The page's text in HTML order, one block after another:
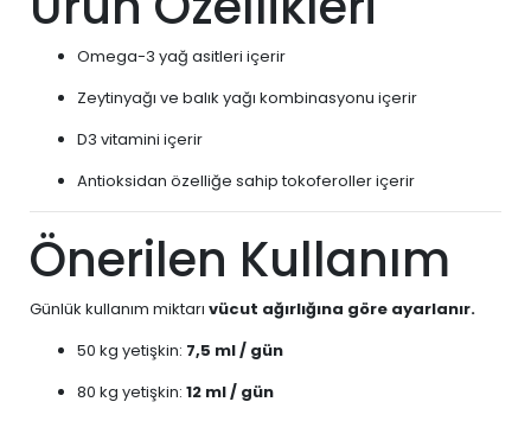
Omega-3 yağ asitleri içerir
Zeytinyağı ve balık yağı kombinasyonu içerir
D3 vitamini içerir
Antioksidan özelliğe sahip tokoferoller içerir
Önerilen Kullanım
Günlük kullanım miktarı vücut ağırlığına göre ayarlanır.
50 kg yetişkin: 7,5 ml / gün
80 kg yetişkin: 12 ml / gün